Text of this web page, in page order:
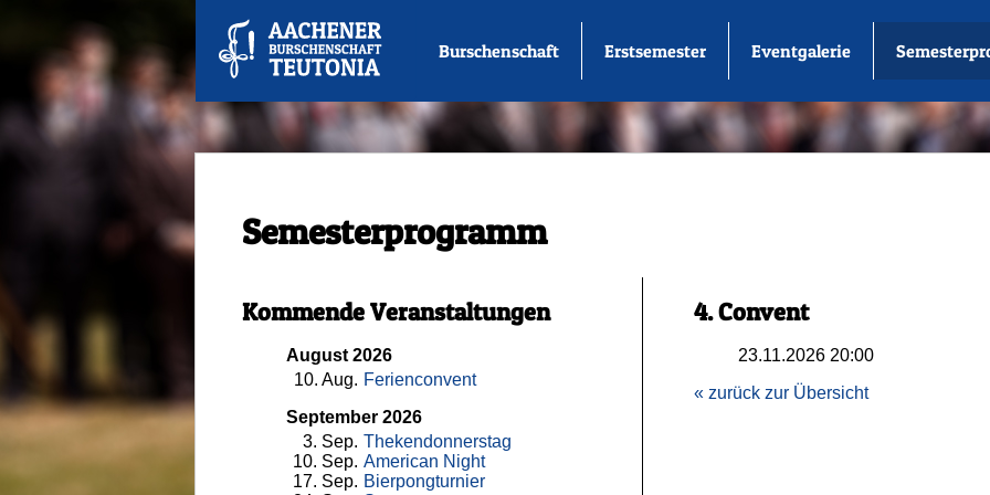
Burschenschaft Erstsemester Eventgalerie
Semesterprogramm
Kommende Veranstaltungen
August 2026
10. Aug. Ferienconvent
September 2026
3. Sep. Thekendonnerstag
10. Sep. American Night
17. Sep. Bierpongturnier
4. Convent
23.11.2026 20:00
« zurück zur Übersicht